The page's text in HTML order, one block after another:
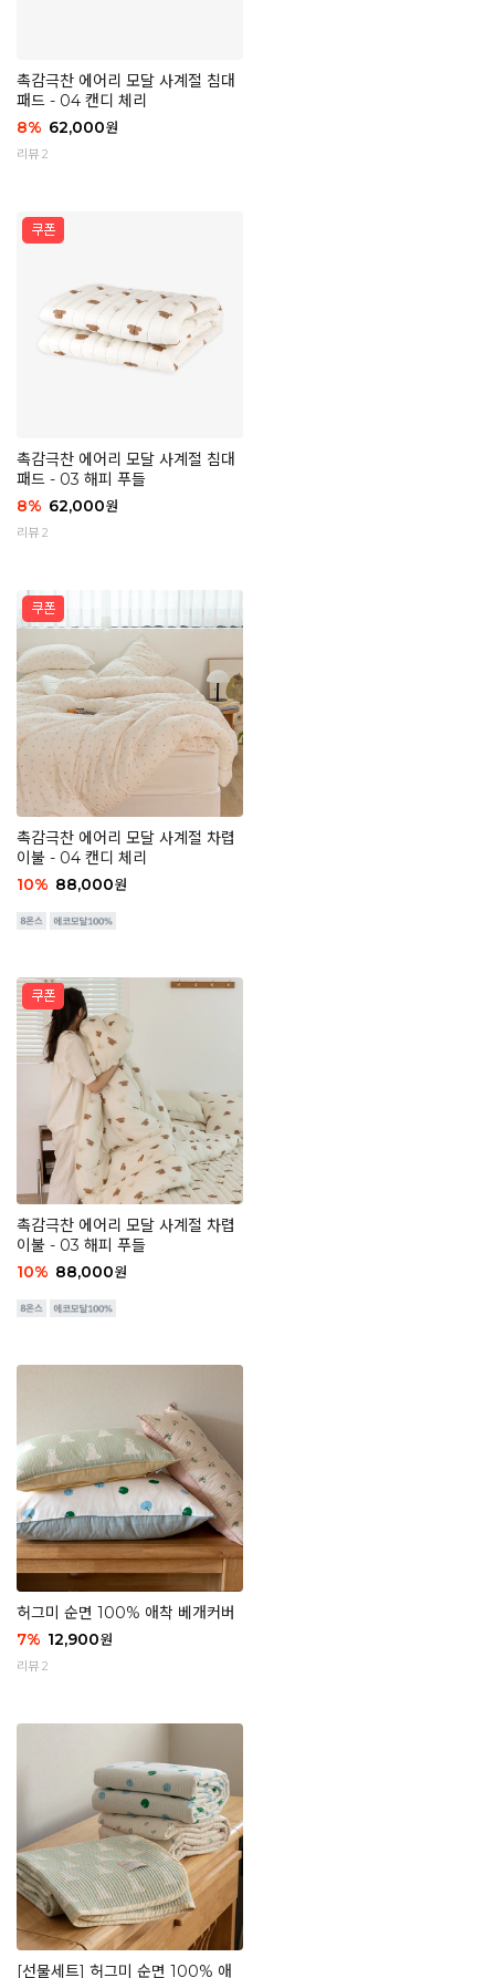
촉감극찬 에어리 모달 사계절 침대
패드 - 04 캔디 체리
8% 62,000원
리뷰 2
촉감극찬 에어리 모달 사계절 침대
패드 - 03 해피 푸들
8% 62,000원
리뷰 2
촉감극찬 에어리 모달 사계절 차렵
이불 - 04 캔디 체리
10% 88,000원
촉감극찬 에어리 모달 사계절 차렵
이불 - 03 해피 푸들
10% 88,000원
허그미 순면 100% 애착 베개커버
7% 12,900원
리뷰 2
[선물세트] 허그미 순면 100% 애